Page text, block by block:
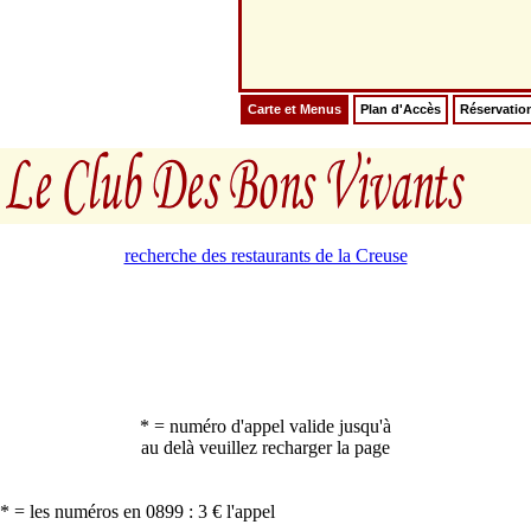
Carte et Menus Plan d'Accès
recherche des restaurants de la Creuse
* = numéro d'appel valide jusqu'à
au delà veuillez recharger la page
* = les numéros en 0899 : 3 € l'appel